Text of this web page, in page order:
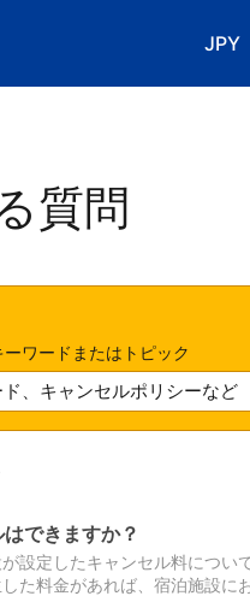
JPY
表
質問
ワードまたはトピック
できますか？
設定したキャンセル料につ
た料金があれば、宿泊施設に